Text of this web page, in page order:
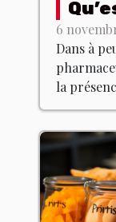
6
Dans à
la